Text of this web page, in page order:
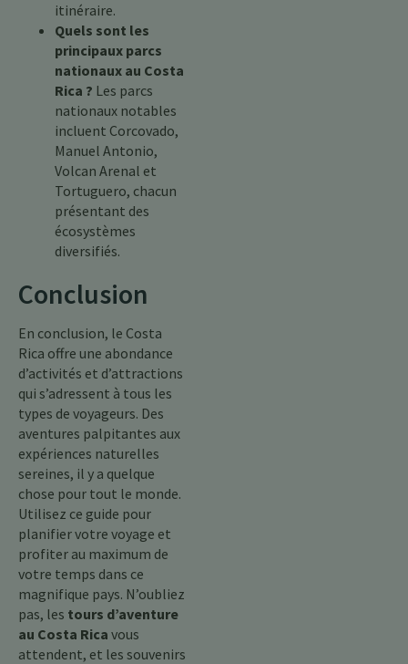
itinéraire.
Quels sont les
principaux parcs
nationaux au Costa
Rica ? Les parcs
nationaux notables
incluent Corcovado,
Manuel Antonio,
Volcan Arenal et
Tortuguero, chacun
présentant des
écosystèmes
diversifiés.
Conclusion
En conclusion, le Costa
Rica offre une abondance
d’activités et d’attractions
qui s’adressent à tous les
types de voyageurs. Des
aventures palpitantes aux
expériences naturelles
sereines, il y a quelque
chose pour tout le monde.
Utilisez ce guide pour
planifier votre voyage et
profiter au maximum de
votre temps dans ce
magnifique pays. N’oubliez
pas, les tours d’aventure
au Costa Rica vous
attendent, et les souvenirs